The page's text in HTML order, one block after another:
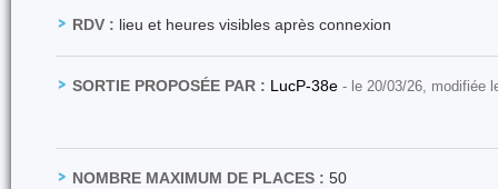
RDV : lieu et heures visibles après connexion
SORTIE PROPOSÉE PAR : LucP-38e - le 20/03/26, modifiée
NOMBRE MAXIMUM DE PLACES : 50